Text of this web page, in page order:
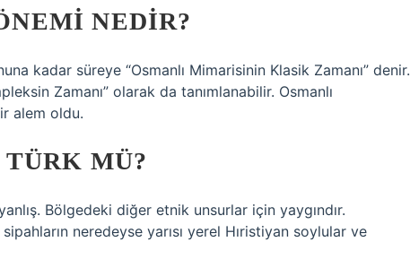
NEDIR?
kadar süreye “Osmanlı Mimarisinin Klasik Zamanı” denir.
Zamanı” olarak da tanımlanabilir. Osmanlı
alem oldu.
MÜ?
Bölgedeki diğer etnik unsurlar için yaygındır.
neredeyse yarısı yerel Hıristiyan soylular ve